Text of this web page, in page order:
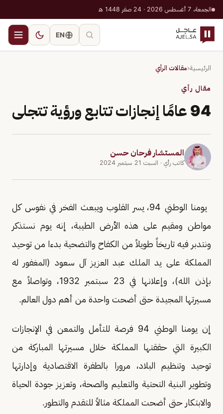
الجمعة، 7 أغسطس 2026 · 24 صفر 1448 هـ
EN
الرئيسية‹مقالات الرأي
مقال رأي
94 عامًا إنجازات تتابع ورؤية تتجلى
المستشار فرحان حسن
كاتب رأي · السبت 21 سبتمبر 2024
يومنا الوطني 94، يسر القلوب ويبعث الفخر في نفوس كل
مواطن ومقيم على هذه الأرض الطيبة، إنه يوم نستذكر
ونتدبر فيه تاريخاً طويلاً من الكفاح والتضحية بدءا من توحيد
المملكة على يد الملك عبد العزيز آل سعود (المغفور له
بإذن الله)، وإعلانها في 23 سبتمبر 1932، وتواصلاً مع
مسيرتها المجيدة حتى أضحت واحدة من أهم دول العالم.
إن يومنا الوطني 94 فرصة للتأمل والتمعن في الإنجازات
الكبيرة التي حققتها المملكة خلال مسيرتها المباركة من
توحيد وتنظيم البلاد، مرورا بالطفرة الاقتصادية وإدارتها
وتطوير البنية التحتية والتعليم والصحة، وتعزيز جودة الحياة
والابتكار حتى أضحت المملكة مثالاً للتقدم والتطور.